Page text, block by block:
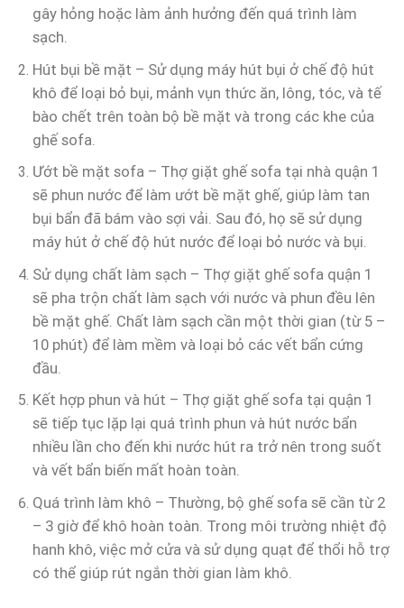
gây hỏng hoặc làm ảnh hưởng đến quá trình làm
sạch.
Hút bụi bề mặt – Sử dụng máy hút bụi ở chế độ hút
khô để loại bỏ bụi, mảnh vụn thức ăn, lông, tóc, và tế
bào chết trên toàn bộ bề mặt và trong các khe của
ghế sofa.
Ướt bề mặt sofa – Thợ giặt ghế sofa tại nhà quận 1
sẽ phun nước để làm ướt bề mặt ghế, giúp làm tan
bụi bẩn đã bám vào sợi vải. Sau đó, họ sẽ sử dụng
máy hút ở chế độ hút nước để loại bỏ nước và bụi.
Sử dụng chất làm sạch – Thợ giặt ghế sofa quận 1
sẽ pha trộn chất làm sạch với nước và phun đều lên
bề mặt ghế. Chất làm sạch cần một thời gian (từ 5 –
10 phút) để làm mềm và loại bỏ các vết bẩn cứng
đầu.
Kết hợp phun và hút – Thợ giặt ghế sofa tại quận 1
sẽ tiếp tục lặp lại quá trình phun và hút nước bẩn
nhiều lần cho đến khi nước hút ra trở nên trong suốt
và vết bẩn biến mất hoàn toàn.
Quá trình làm khô – Thường, bộ ghế sofa sẽ cần từ 2
– 3 giờ để khô hoàn toàn. Trong môi trường nhiệt độ
hanh khô, việc mở cửa và sử dụng quạt để thổi hỗ trợ
có thể giúp rút ngắn thời gian làm khô.